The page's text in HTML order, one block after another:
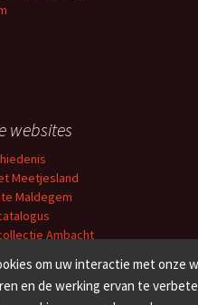
websites
Meetjesland
Maldegem
Ambacht
om uw interactie met onze
en de werking ervan te